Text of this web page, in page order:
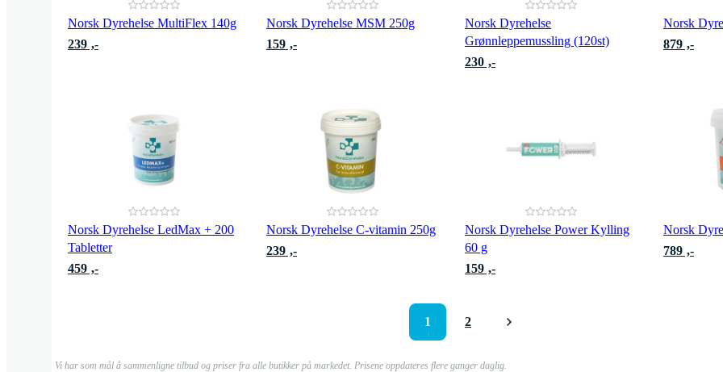
Norsk Dyrehelse MultiFlex 140g
239 ,-
Norsk Dyrehelse MSM 250g
159 ,-
Norsk Dyrehelse
Grønnleppemussling (120st)
230 ,-
Norsk
879 ,-
Norsk Dyrehelse LedMax + 200
Tabletter
459 ,-
Norsk Dyrehelse C-vitamin 250g
239 ,-
Norsk Dyrehelse Power Kylling
60 g
159 ,-
Norsk
789 ,-
1 2
Vi har som mål å sammenligne tilbud og priser fra alle butikker på markedet. Prisene oppdateres flere ganger daglig.